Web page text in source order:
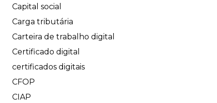
Capital social
Carga tributária
Carteira de trabalho digital
Certificado digital
certificados digitais
CFOP
CIAP